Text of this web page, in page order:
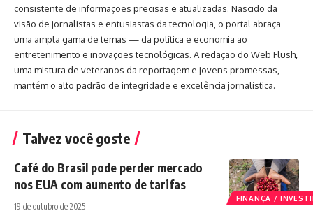
consistente de informações precisas e atualizadas. Nascido da
visão de jornalistas e entusiastas da tecnologia, o portal abraça
uma ampla gama de temas — da política e economia ao
entretenimento e inovações tecnológicas. A redação do Web Flush,
uma mistura de veteranos da reportagem e jovens promessas,
mantém o alto padrão de integridade e excelência jornalística.
Talvez você goste
FINANÇA /
Café do Brasil pode perder mercado
nos EUA com aumento de tarifas
19 de outubro de 2025